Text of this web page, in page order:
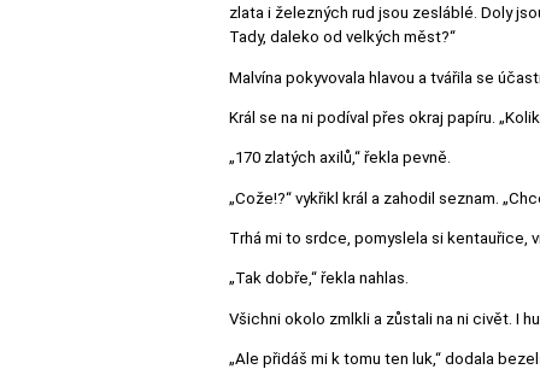
zlata i železných rud jsou zesláblé. Doly
Tady, daleko od velkých měst?“
Malvína pokyvovala hlavou a tvářila se
Král se na ni podíval přes okraj papíru.
„170 zlatých axilů,“ řekla pevně.
„Cože!?“ vykřikl král a zahodil seznam.
Trhá mi to srdce, pomyslela si kentauřice,
„Tak dobře,“ řekla nahlas.
Všichni okolo zmlkli a zůstali na ni civět. I
„Ale přidáš mi k tomu ten luk,“ dodala